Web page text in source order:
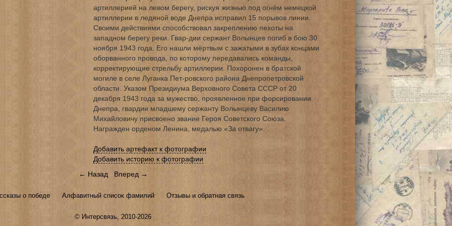
артиллерией на левом берегу, рискуя жизнью под огнём немецкой
артиллерии в ледяной воде Днепра исправил 15 порывов линии.
Своими действиями способствовал закреплению пехоты на
западном берегу реки. Гвар-дии сержант Волынцев погиб в бою 30
ноября 1943 года. Его нашли мёртвым с зажатыми в зубах концами
оборванного провода, по которому передавались команды,
корректирующие стрельбу артиллерии. Похоронен в братской
могиле в селе Луганка Пет-ровского района Днепропетровской
области. Указом Президиума Верховного Совета СССР от 20
декабря 1943 года за мужество, проявленное при форсировании
Днепра, гвардии младшему сержанту Волынцеву Василию
Михайловичу присвоено звание Героя Советского Союза.
Награжден орденом Ленина, медалью «За отвагу».
Добавить артефакт к фотографии
Добавить историю к фотографии
← Назад
Вперед →
о победе Алфавитный список фамилий Отзывы и обратная связь
© Интерсвязь, 2010-2026